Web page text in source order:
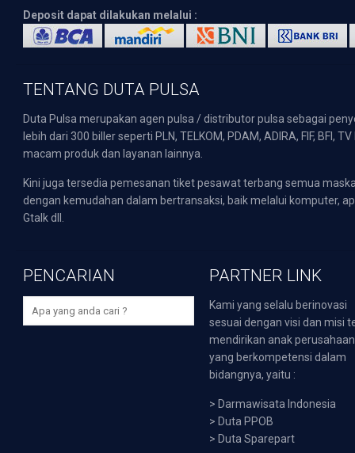
Deposit dapat dilakukan melalui :
TENTANG DUTA PULSA
Duta Pulsa merupakan agen pulsa / distributor pulsa sebagai
lebih dari 300 biller seperti PLN, TELKOM, PDAM, ADIRA, FIF,
macam produk dan layanan lainnya.
Kini juga tersedia pemesanan tiket pesawat terbang semua
dengan kemudahan dalam bertransaksi, baik melalui komputer,
Gtalk dll.
PENCARIAN PARTNER LINK
Kami yang selalu berinovasi
sesuai dengan visi dan misi
mendirikan anak perusahaan
yang berkompetensi dalam
bidangnya, yaitu :
> Darmawisata Indonesia
> Duta PPOB
> Duta Sparepart